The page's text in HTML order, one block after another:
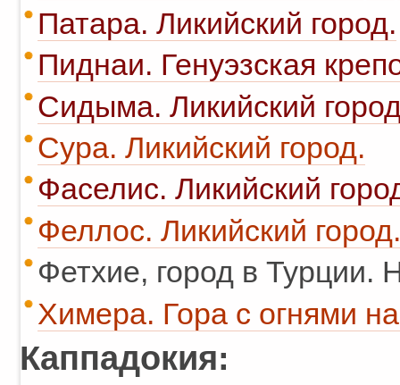
Патара. Ликийский город.
Пиднаи. Генуэзская
Сидыма. Ликийский
Сура. Ликийский город.
Фаселис. Ликийский
Феллос. Ликийский город.
Фетхие, город в Турции.
Химера. Гора с огнями
Каппадокия: